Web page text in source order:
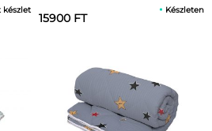
készlet
15900 FT
Készleten